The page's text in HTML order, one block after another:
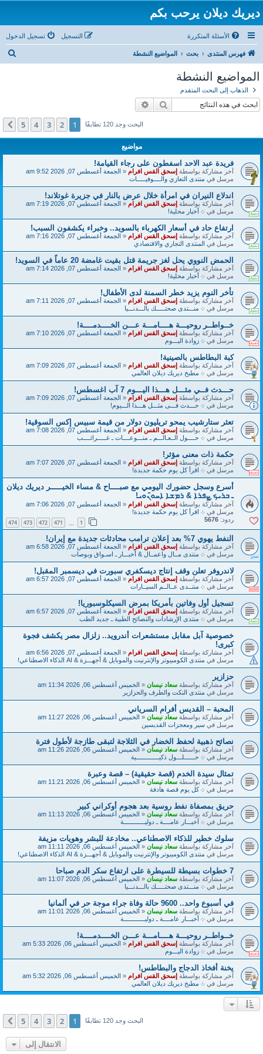
ديريك ديلان يرحب بكم
الأسئلة المتكررة تسجيل الدخول التسجيل
فهرس المنتدى بحث المواضيع النشطة
ب
المواضيع النشطة
الذهاب إلى البحث المتقدم
بحث
البحث وجد 120 تطابقًا 1
2
3
4
5 التالي
مواضيع
فريدة عبد الاحد اسفطون على رجاء القيامة!
آخر مشاركة بواسطةإسحق القس افرام«الجمعة أغسطس 07, 2026 9:52 am
مرسل فيمنتدى التعازي والــــوفيـــــات
اندلاع النيران في امرأة خلال عرض بالنار في جزيرة غوتلاند!
آخر مشاركة بواسطةإسحق القس افرام«الجمعة أغسطس 07, 2026 7:19 am
مرسل في܀ أخبار محلية!
ارتفاع حاد في أسعار الكهرباء بالسويد.. وخبراء يكشفون السبب!
آخر مشاركة بواسطةإسحق القس افرام«الجمعة أغسطس 07, 2026 7:16 am
مرسل فيالمنتدى التجاري والاقتصادي
الحمض النووي يحل لغز جريمة قتل بقيت غامضة 20 عاماً في السويد!
آخر مشاركة بواسطةإسحق القس افرام«الجمعة أغسطس 07, 2026 7:14 am
مرسل في܀ أخبار محلية!
تأخر النوم يزيد خطر السمنة لدى الأطفال!
آخر مشاركة بواسطةإسحق القس افرام«الجمعة أغسطس 07, 2026 7:11 am
مرسل في܀ منـــتدى صحتـــــك بالـــدنـــيا
خــواطــر روحيـــة هــــامـــة عـــن الخــــدمــــة!
آخر مشاركة بواسطةإسحق القس افرام«الجمعة أغسطس 07, 2026 7:10 am
مرسل في܀ زوادة اليـــوم
كبة البطاطس بالصينية!
آخر مشاركة بواسطةإسحق القس افرام«الجمعة أغسطس 07, 2026 7:09 am
مرسل في܀ مطبخ ديريك ديلان العالمي
حـــدث فــي مثـــل هـــذا اليـــوم 7 آب اغسطس!
آخر مشاركة بواسطةإسحق القس افرام«الجمعة أغسطس 07, 2026 7:09 am
مرسل في܀ حـــدث فـــى مثـــل هـــذا الـــيوم!
تعثر ستارشيب يمحو تريليون دولار من قيمة سبيس إكس السوقية!
آخر مشاركة بواسطةإسحق القس افرام«الجمعة أغسطس 07, 2026 7:08 am
مرسل في܀ حــــول الــعـالـــم ـ منـــوعــــات ـ غـــــرائــــب
حكمة ذات معنى مؤثر!
آخر مشاركة بواسطةإسحق القس افرام«الجمعة أغسطس 07, 2026 7:07 am
مرسل في܀ اقرأ كل يوم حكمة جديدة!
أسرع وسجل حضورك اليومي مع صبــــاح & مساء الخيـــــر ديريك ديلان
ـ ܒܪܝܟ̣ ܨܦܪܐ & ܪܡܫܐ ܐܚܘ̈ܢܘܝ!
آخر مشاركة بواسطةإسحق القس افرام«الجمعة أغسطس 07, 2026 7:06 am
مرسل في܀ اقرأ كل يوم حكمة جديدة!
ردود: 5676
471
472
473
474
النفط يهوي 7% بعد إعلان ترامب محادثات جديدة مع إيران!
آخر مشاركة بواسطةإسحق القس افرام«الجمعة أغسطس 07, 2026 6:58 am
مرسل في܀ منتدى مــال واعمــال & أخبـــار ـ اسـواق وبوصات
لاندروفر تعلن وقف إنتاج ديسكفري سبورت في ديسمبر المقبل!
آخر مشاركة بواسطةإسحق القس افرام«الجمعة أغسطس 07, 2026 6:57 am
مرسل في܀ منتــدى عــالــم السيــارات
تسجيل أول وفاتين بأمريكا بمرض السيكلوسبوريا!
آخر مشاركة بواسطةإسحق القس افرام«الجمعة أغسطس 07, 2026 6:57 am
مرسل في܀ منتدى الإرشادات والنصائح الطبية ـ جديد الطب
خصوصية آبل مقابل مستشعرات أندرويد.. زلزال مصر يكشف فجوة
كبرى!
آخر مشاركة بواسطةإسحق القس افرام«الجمعة أغسطس 07, 2026 6:56 am
مرسل فيمنتدى الكومبيوتر والإنترنيت والموبايل & أجهـــزة & AI الذكاء الاصطناعي!
حزازير
آخر مشاركة بواسطةسعاد نيسان«الخميس أغسطس 06, 2026 11:34 am
مرسل فيمنتدى النكت والطرف والحزازير
المحبة – القديس أفرام السرياني
آخر مشاركة بواسطةسعاد نيسان«الخميس أغسطس 06, 2026 11:27 am
مرسل فيسير ومعجزات القديسين
نصائح ذهبية لحفظ الخضار في الثلاجة لتبقى طازجة لأطول فترة
آخر مشاركة بواسطةسعاد نيسان«الخميس أغسطس 06, 2026 11:26 am
مرسل في܀ حــــــلـــول ذكيـــــــــــــية
تمثال سيدة الخدم (قصة حقيقية) – قصة وعبرة
آخر مشاركة بواسطةسعاد نيسان«الخميس أغسطس 06, 2026 11:21 am
مرسل في܀ كل يوم قصة هادفة
حريق بمصفاة نفط روسية بعد هجوم أوكراني كبير
آخر مشاركة بواسطةسعاد نيسان«الخميس أغسطس 06, 2026 11:13 am
مرسل في܀ أخبـــار عامــــة ـ دوليــــــــــــة
سلوك خطير للذكاء الاصطناعي.. مخادعة للبشر وهويات مزيفة
آخر مشاركة بواسطةسعاد نيسان«الخميس أغسطس 06, 2026 11:11 am
مرسل فيمنتدى الكومبيوتر والإنترنيت والموبايل & أجهـــزة & AI الذكاء الاصطناعي!
7 خطوات بسيطة للسيطرة على ارتفاع سكر الدم صباحا
آخر مشاركة بواسطةسعاد نيسان«الخميس أغسطس 06, 2026 11:07 am
مرسل في܀ منـــتدى صحتـــــك بالـــدنـــيا
في أسبوع واحد.. 9600 حالة وفاة جراء موجة حر في ألمانيا
آخر مشاركة بواسطةسعاد نيسان«الخميس أغسطس 06, 2026 11:01 am
مرسل في܀ أخبـــار عامــــة ـ دوليــــــــــــة
خــواطــر روحيـــة هــــامـــة عـــن الخــــدمــــة!
آخر مشاركة بواسطةإسحق القس افرام«الخميس أغسطس 06, 2026 5:33 am
مرسل في܀ زوادة اليـــوم
يخنة أفخاذ الدجاج والبطاطس!
آخر مشاركة بواسطةإسحق القس افرام«الخميس أغسطس 06, 2026 5:32 am
مرسل في܀ مطبخ ديريك ديلان العالمي
البحث وجد 120 تطابقًا 1
2
3
4
5 التالي
الانتقال إلى